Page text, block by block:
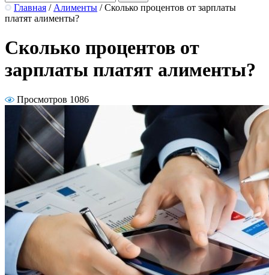
Главная / Алименты / Сколько процентов от зарплаты
платят алименты?
Сколько процентов от
зарплаты платят алименты?
Просмотров 1086